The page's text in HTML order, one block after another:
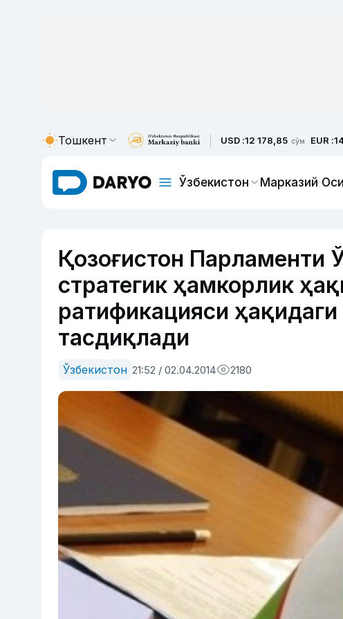
Тошкент USD :12 178,85 сўм EUR :
Ўзбекистон Марказий
Қозоғистон Парламенти
стратегик ҳамкорлик
ратификацияси
тасдиқлади
Ўзбекистон 21:52 / 02.04.2014 2180